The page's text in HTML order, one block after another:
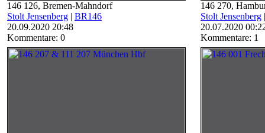
146 126, Bremen-Mahndorf
Stolt Jensenberg | BR146
20.09.2020 20:48
Kommentare: 0
146 270,
Stolt Jensenberg
20.07.2020
Kommentare: 1